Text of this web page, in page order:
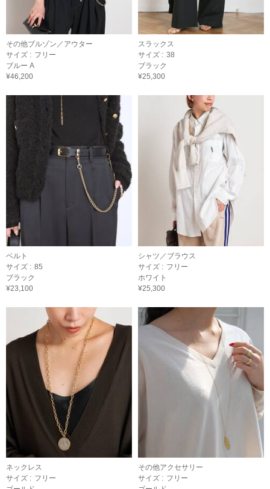
その他ブルゾン／アウター
サイズ : フリー
ブルー A
¥46,200
スラックス
サイズ : 38
ブラック
¥25,300
ベルト
サイズ : 85
ブラック
¥23,100
シャツ／ブラウス
サイズ : フリー
ホワイト
¥25,300
ネックレス
サイズ : フリー
その他アクセサリー
サイズ : フリー